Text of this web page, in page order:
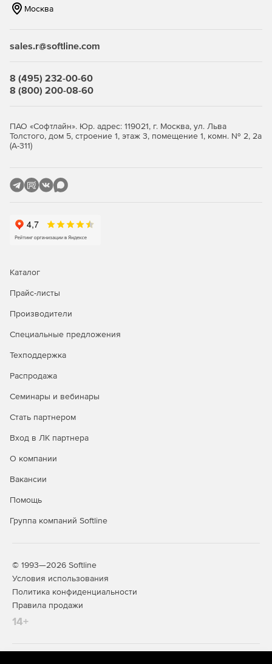
Москва
sales.r@softline.com
8 (495) 232-00-60
8 (800) 200-08-60
ПАО «Софтлайн». Юр. адрес: 119021, г. Москва, ул. Льва
Толстого, дом 5, строение 1, этаж 3, помещение 1, комн. № 2, 2а
(А-311)
Каталог
Прайс-листы
Производители
Специальные предложения
Техподдержка
Распродажа
Семинары и вебинары
Стать партнером
Вход в ЛК партнера
О компании
Вакансии
Помощь
Группа компаний Softline
© 1993—2026 Softline
Условия использования
Политика конфиденциальности
Правила продажи
14+